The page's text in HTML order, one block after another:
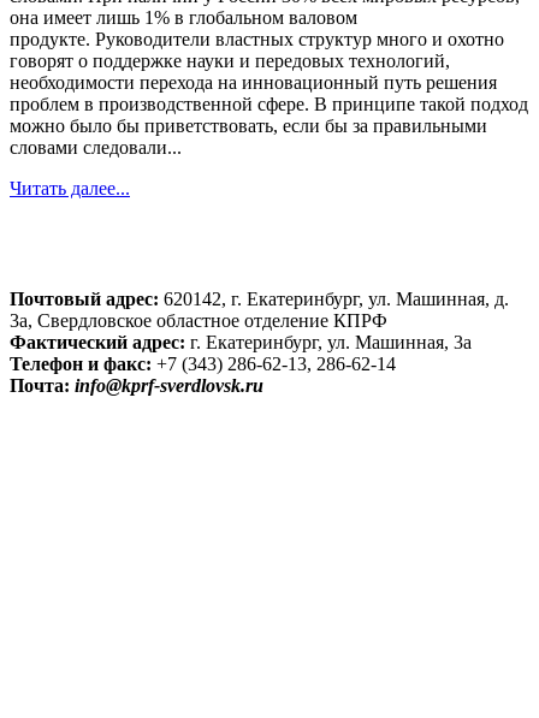
она имеет лишь 1% в глобальном валовом
продукте. Руководители властных структур много и охотно
говорят о поддержке науки и передовых технологий,
необходимости перехода на инновационный путь решения
проблем в производственной сфере. В принципе такой подход
можно было бы приветствовать, если бы за правильными
словами следовали...
Читать далее...
Почтовый адрес: 620142, г. Екатеринбург, ул. Машинная, д.
3а, Свердловское областное отделение КПРФ
Фактический адрес: г. Екатеринбург, ул. Машинная, 3а
Телефон и факс: +7 (343) 286-62-13, 286-62-14
Почта: info@kprf-sverdlovsk.ru